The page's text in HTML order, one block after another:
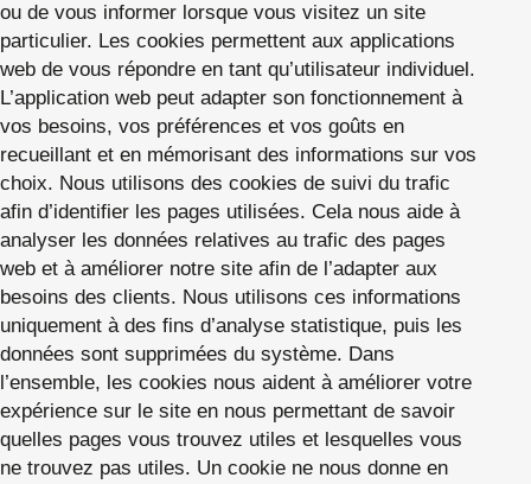
ou de vous informer lorsque vous visitez un site
particulier. Les cookies permettent aux applications
web de vous répondre en tant qu’utilisateur individuel.
L’application web peut adapter son fonctionnement à
vos besoins, vos préférences et vos goûts en
recueillant et en mémorisant des informations sur vos
choix. Nous utilisons des cookies de suivi du trafic
afin d’identifier les pages utilisées. Cela nous aide à
analyser les données relatives au trafic des pages
web et à améliorer notre site afin de l’adapter aux
besoins des clients. Nous utilisons ces informations
uniquement à des fins d’analyse statistique, puis les
données sont supprimées du système. Dans
l’ensemble, les cookies nous aident à améliorer votre
expérience sur le site en nous permettant de savoir
quelles pages vous trouvez utiles et lesquelles vous
ne trouvez pas utiles. Un cookie ne nous donne en